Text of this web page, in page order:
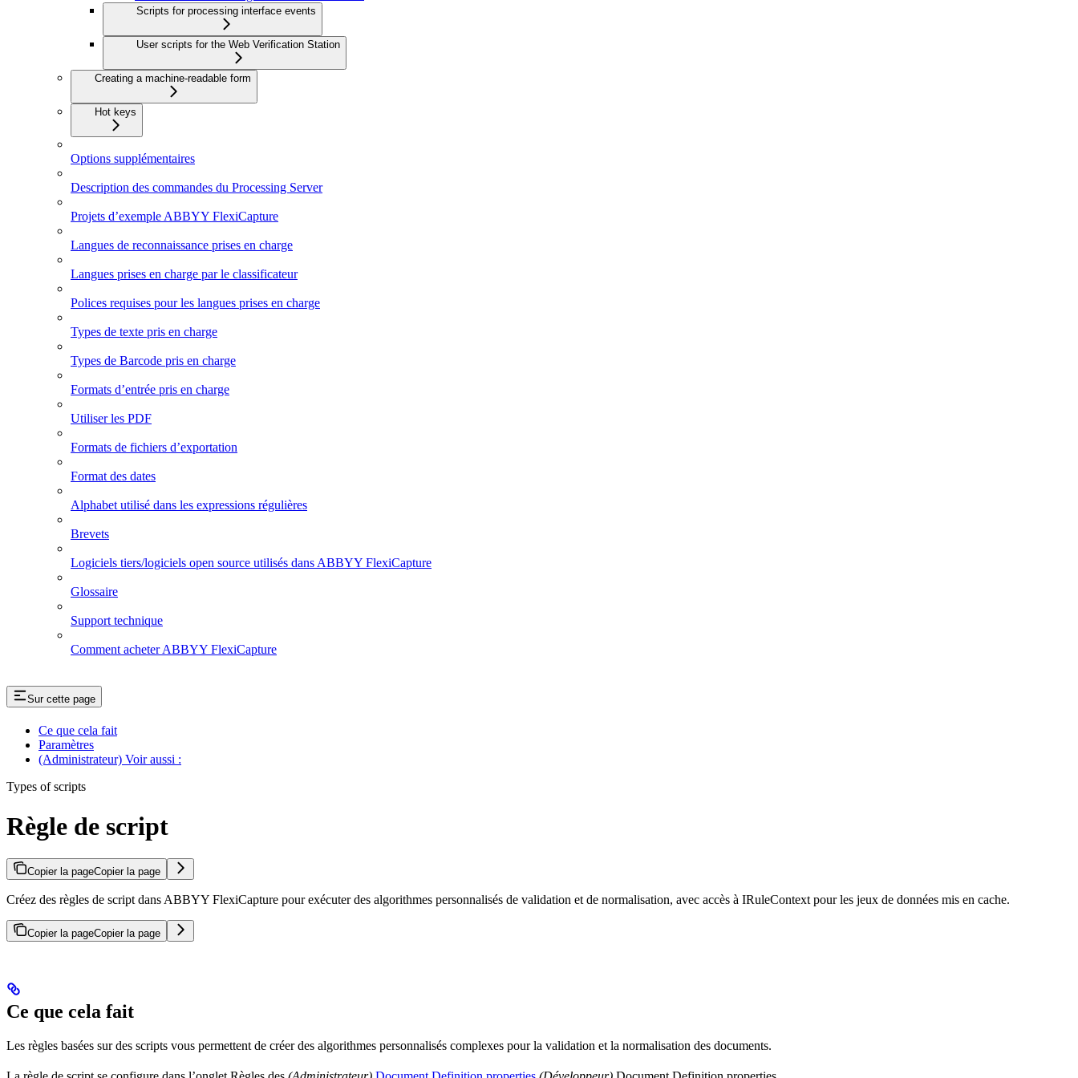
Scripts for processing interface events
User scripts for the Web Verification Station
Creating a machine-readable form
Hot keys
Options supplémentaires
Description des commandes du Processing Server
Projets d’exemple ABBYY FlexiCapture
Langues de reconnaissance prises en charge
Langues prises en charge par le classificateur
Polices requises pour les langues prises en charge
Types de texte pris en charge
Types de Barcode pris en charge
Formats d’entrée pris en charge
Utiliser les PDF
Formats de fichiers d’exportation
Format des dates
Alphabet utilisé dans les expressions régulières
Brevets
Logiciels tiers/logiciels open source utilisés dans ABBYY FlexiCapture
Glossaire
Support technique
Comment acheter ABBYY FlexiCapture
Sur cette page
Ce que cela fait
Paramètres
(Administrateur) Voir aussi :
Types of scripts
Règle de script
Copier la pageCopier la page
Créez des règles de script dans ABBYY FlexiCapture pour exécuter des algorithmes personnalisés de validation et de normalisation, avec accès à IRuleContext pour les jeux de données mis en cache.
Copier la pageCopier la page
Ce que cela fait
Les règles basées sur des scripts vous permettent de créer des algorithmes personnalisés complexes pour la validation et la normalisation des documents.